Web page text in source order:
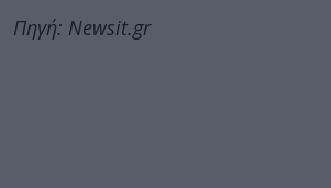
Πηγή: Newsit.gr